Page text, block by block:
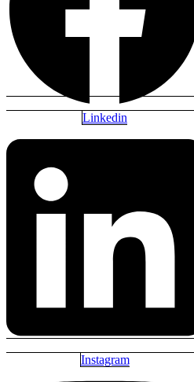
Linkedin
Instagram